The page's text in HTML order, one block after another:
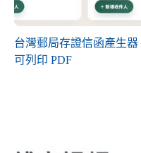
台灣郵局存證信函產生
可列印 PDF